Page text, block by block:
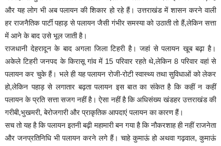
और यह लोग भी अब पलायन की शिकार हो रहे हैं। उत्तराखंड में शासन करने वाली
हर राजनैतिक पार्टी पहाड़ से पलायन जैसी गंभीर समस्या को उठाती तो हैं,लेकिन सत्ता
में आने के बाद उसे भूल जाती है।
राजधानी देहरादून के बाद अगला जिला टिहरी है। जहां से पलायन खूब बढ़ा है।
अकेले टिहरी जनपद के किरासू गांव में 15 परिवार रहते थे,लेकिन 8 परिवार वहां से
पलायन कर चुके हैं। भले ही यह पलायन रोजी-रोटी स्वास्थ्य तथा सुविधाओं को लेकर
हो,लेकिन पहाड़ से लगातार बढ़ता पलायन इस बात का संकेत है कि कहीं न कहीं
पलायन के प्रति सत्ता सजग नहीं है। ऐसा नहीं है कि अधिसंख्य खंडहर उत्तराखंड की
गरीबी,भुखमरी, बेरोजगारी और प्राकृतिक आपदाएं पलायन का कारण हैं।
सच तो यह है कि पलायन इतनी बढ़ी महामारी बन गया है कि नौकरशाह ही नहीं राजनेता
और जनप्रतिनिधि भी पलायन करने लगे हैं। चाहे कुमाऊं हो अथवा गढ़वाल, कुमाऊं